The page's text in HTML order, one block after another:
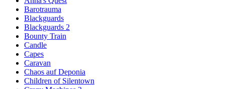
Barotrauma
Blackguards
Blackguards 2
Bounty Train
Candle
Capes
Caravan
Chaos auf Deponia
Children of Silentown